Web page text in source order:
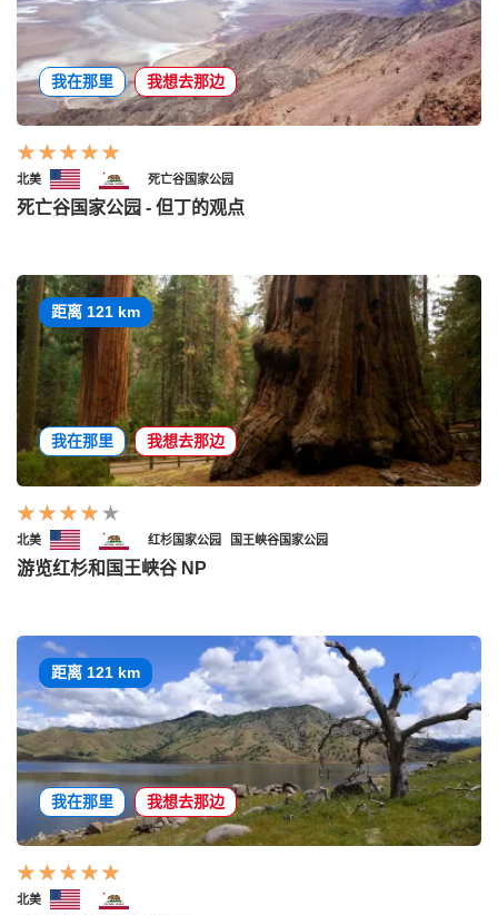
我在那里 我想去那边
北美 死亡谷国家公园
死亡谷国家公园 - 但丁的观点
距离 121 km
我在那里 我想去那边
北美 红杉国家公园 国王峡谷国家公园
游览红杉和国王峡谷 NP
距离 121 km
我在那里 我想去那边
北美